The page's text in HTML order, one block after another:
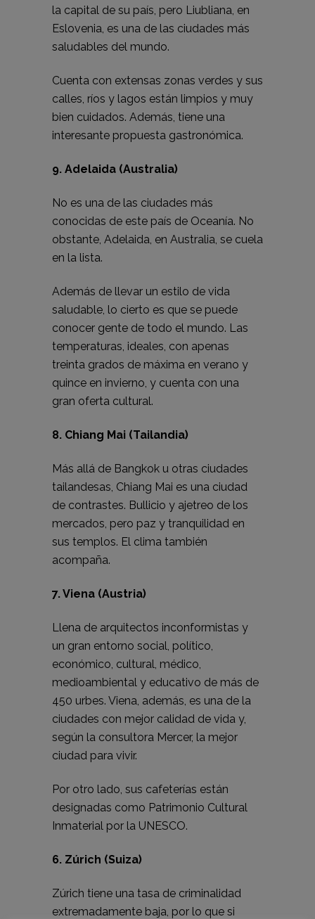
la capital de su país, pero Liubliana, en
Eslovenia, es una de las ciudades más
saludables del mundo.
Cuenta con extensas zonas verdes y sus
calles, ríos y lagos están limpios y muy
bien cuidados. Además, tiene una
interesante propuesta gastronómica.
9. Adelaida (Australia)
No es una de las ciudades más
conocidas de este país de Oceanía. No
obstante, Adelaida, en Australia, se cuela
en la lista.
Además de llevar un estilo de vida
saludable, lo cierto es que se puede
conocer gente de todo el mundo. Las
temperaturas, ideales, con apenas
treinta grados de máxima en verano y
quince en invierno, y cuenta con una
gran oferta cultural.
8. Chiang Mai (Tailandia)
Más allá de Bangkok u otras ciudades
tailandesas, Chiang Mai es una ciudad
de contrastes. Bullicio y ajetreo de los
mercados, pero paz y tranquilidad en
sus templos. El clima también
acompaña.
7. Viena (Austria)
Llena de arquitectos inconformistas y
un gran entorno social, político,
económico, cultural, médico,
medioambiental y educativo de más de
450 urbes. Viena, además, es una de la
ciudades con mejor calidad de vida y,
según la consultora Mercer, la mejor
ciudad para vivir.
Por otro lado, sus cafeterías están
designadas como Patrimonio Cultural
Inmaterial por la UNESCO.
6. Zúrich (Suiza)
Zúrich tiene una tasa de criminalidad
extremadamente baja, por lo que si